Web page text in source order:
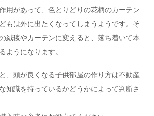
用があって、色とりどりの花柄のカーテン
もは外に出たくなってしまうようです。そ
絨毯やカーテンに変えると、落ち着いて本
ようになります。
、頭が良くなる子供部屋の作り方は不動産
知識を持っているかどうかによって判断さ